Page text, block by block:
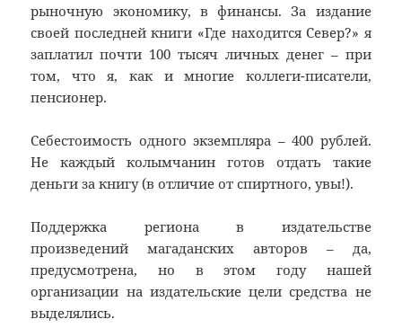
рыночную экономику, в финансы. За издание
своей последней книги «Где находится Север?» я
заплатил почти 100 тысяч личных денег – при
том, что я, как и многие коллеги-писатели,
пенсионер.
Себестоимость одного экземпляра – 400 рублей.
Не каждый колымчанин готов отдать такие
деньги за книгу (в отличие от спиртного, увы!).
Поддержка региона в издательстве
произведений магаданских авторов – да,
предусмотрена, но в этом году нашей
организации на издательские цели средства не
выделялись.